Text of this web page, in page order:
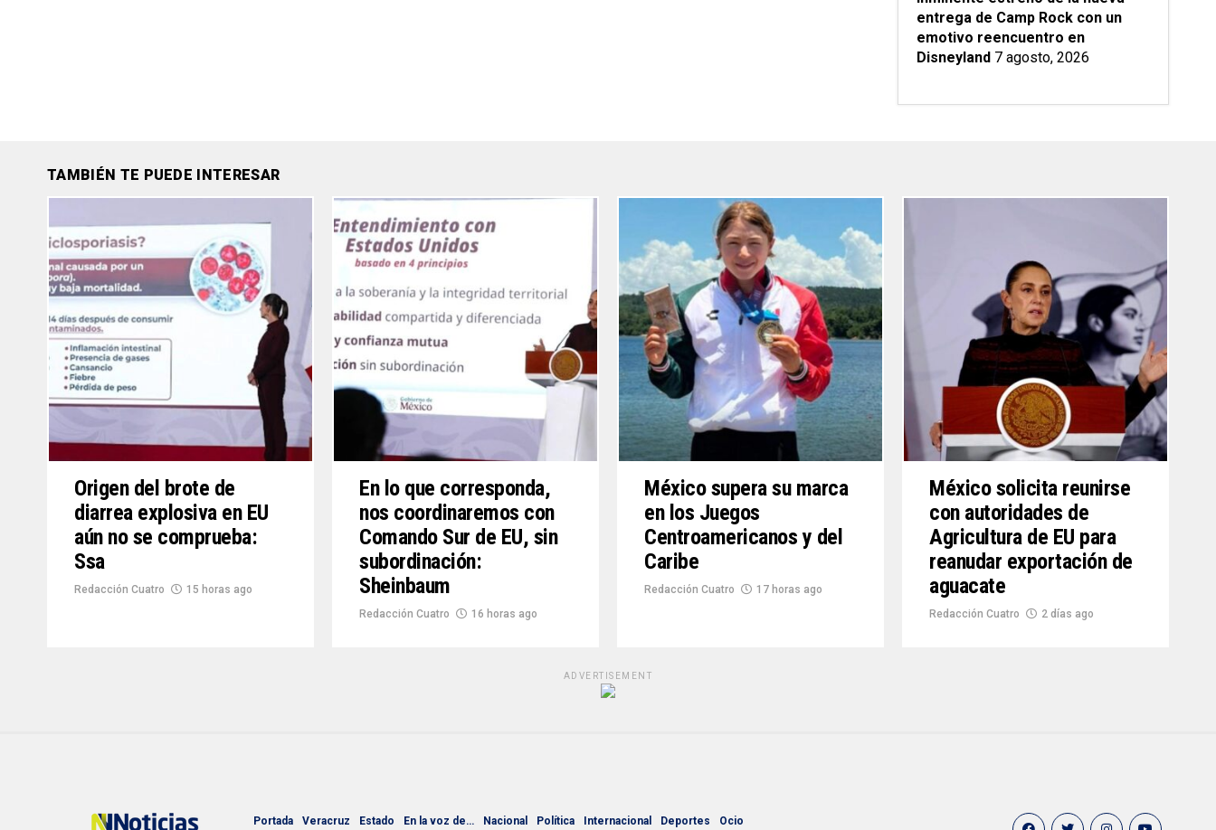
entrega de Camp Rock con un
emotivo reencuentro en
Disneyland 7 agosto, 2026
TAMBIÉN TE PUEDE INTERESAR
Origen del brote de
diarrea explosiva en EU
aún no se comprueba:
Ssa
Redacción Cuatro 15 horas ago
En lo que corresponda,
nos coordinaremos con
Comando Sur de EU, sin
subordinación:
Sheinbaum
Redacción Cuatro 16 horas ago
México supera su marca
en los Juegos
Centroamericanos y del
Caribe
Redacción Cuatro 17 horas ago
México solicita reunirse
con autoridades de
Agricultura de EU para
reanudar exportación de
aguacate
Redacción Cuatro 2 días ago
ADVERTISEMENT
Portada Veracruz Estado En la voz de… Nacional Política Internacional Deportes Ocio